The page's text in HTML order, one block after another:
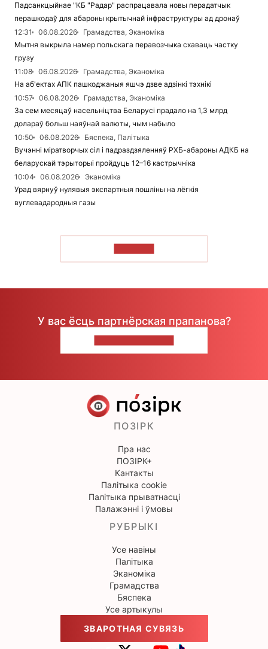
Падсанкцыйнае "КБ "Радар" распрацавала новы перадатчык
перашкодаў для абароны крытычнай інфраструктуры ад дронаў
12:31
06.08.2026
Грамадства, Эканоміка
Мытня выкрыла намер польскага перавозчыка схаваць частку
грузу
11:08
06.08.2026
Грамадства, Эканоміка
На аб'ектах АПК пашкоджаныя яшчэ дзве адзінкі тэхнікі
10:57
06.08.2026
Грамадства, Эканоміка
За сем месяцаў насельніцтва Беларусі прадало на 1,3 млрд
долараў больш наяўнай валюты, чым набыло
10:50
06.08.2026
Бяспека, Палітыка
Вучэнні міратворчых сіл і падраздзяленняў РХБ-абароны АДКБ на
беларускай тэрыторыі пройдуць 12–16 кастрычніка
10:04
06.08.2026
Эканоміка
Урад вярнуў нулявыя экспартныя пошліны на лёгкія
вуглевадародныя газы
У вас ёсць партнёрская прапанова?
ПОЗІРК
Пра нас
ПОЗІРК+
Кантакты
Палітыка cookie
Палітыка прыватнасці
Палажэнні і ўмовы
РУБРЫКІ
Усе навіны
Палітыка
Эканоміка
Грамадства
Бяспека
Усе артыкулы
ЗВАРОТНАЯ СУВЯЗЬ